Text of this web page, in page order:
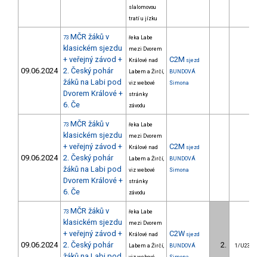
slalomovou
tratí u jízku
09.06.2024
73 MČR žáků v
klasickém sjezdu
+ veřejný závod +
2. Český pohár
žáků na Labi pod
Dvorem Králové +
6. Če
řeka Labe
mezi Dvorem
Králové nad
Labem a Žirčí,
viz webové
stránky
závodu
C2M sjezd
BUNDOVÁ
Simona
09.06.2024
73 MČR žáků v
klasickém sjezdu
+ veřejný závod +
2. Český pohár
žáků na Labi pod
Dvorem Králové +
6. Če
řeka Labe
mezi Dvorem
Králové nad
Labem a Žirčí,
viz webové
stránky
závodu
C2M sjezd
BUNDOVÁ
Simona
09.06.2024
73 MČR žáků v
klasickém sjezdu
+ veřejný závod +
2. Český pohár
řeka Labe
mezi Dvorem
Králové nad
Labem a Žirčí,
C2W sjezd
BUNDOVÁ
2. 1/U23